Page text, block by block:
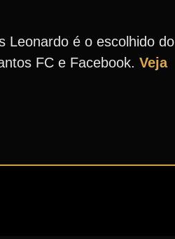
Leonardo é o escolhido do
FC e Facebook. Veja